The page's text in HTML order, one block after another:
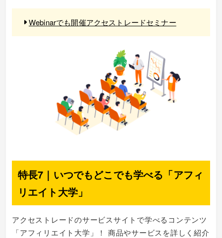
Webinarでも開催アクセストレードセミナー
特長7｜いつでもどこでも学べる「アフィ
リエイト大学」
アクセストレードのサービスサイトで学べるコンテンツ
「アフィリエイト大学」！ 商品やサービスを詳しく紹介